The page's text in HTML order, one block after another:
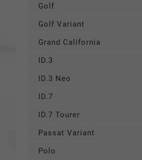
Golf
Golf Variant
Grand California
ID.3
ID.3 Neo
ID.7
ID.7 Tourer
Passat Variant
Polo